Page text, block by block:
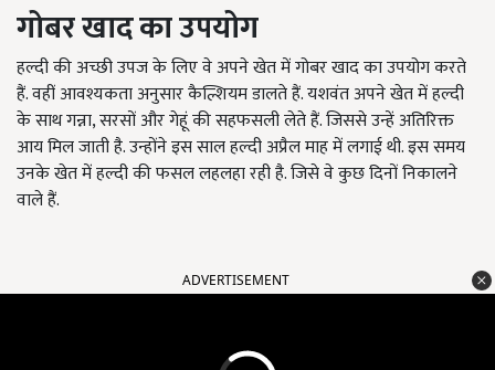
गोबरखादकाउपयोग
हल्दी की अच्छी उपज के लिए वे अपने खेत में गोबर खाद का उपयोग करते
हैं. वहीं आवश्यकता अनुसार कैल्शियम डालते हैं. यशवंत अपने खेत में हल्दी
के साथ गन्ना, सरसों और गेहूं की सहफसली लेते हैं. जिससे उन्हें अतिरिक्त
आय मिल जाती है. उन्होंने इस साल हल्दी अप्रैल माह में लगाई थी. इस समय
उनके खेत में हल्दी की फसल लहलहा रही है. जिसे वे कुछ दिनों निकालने
वाले हैं.
ADVERTISEMENT